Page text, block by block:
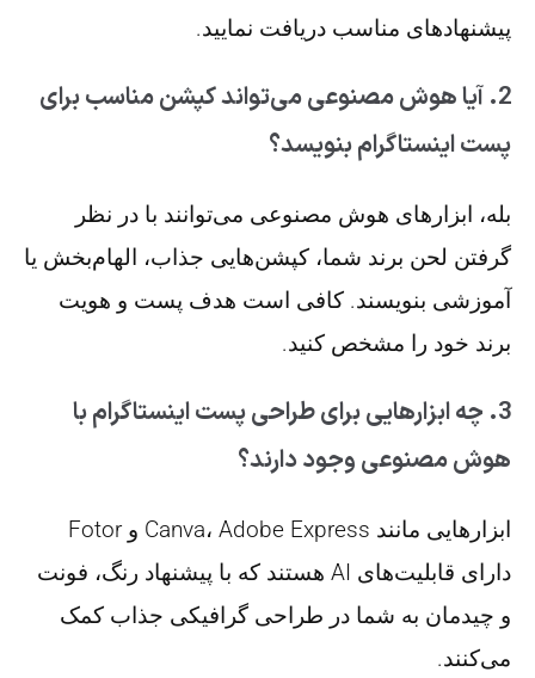
پیشنهادهای مناسب دریافت نمایید.
2. آیا هوش مصنوعی می‌تواند کپشن مناسب برای
پست اینستاگرام بنویسد؟
بله، ابزارهای هوش مصنوعی می‌توانند با در نظر
گرفتن لحن برند شما، کپشن‌هایی جذاب، الهام‌بخش یا
آموزشی بنویسند. کافی است هدف پست و هویت
برند خود را مشخص کنید.
3. چه ابزارهایی برای طراحی پست اینستاگرام با
هوش مصنوعی وجود دارند؟
ابزارهایی مانند Canva، Adobe Express و Fotor
دارای قابلیت‌های AI هستند که با پیشنهاد رنگ، فونت
و چیدمان به شما در طراحی گرافیکی جذاب کمک
می‌کنند.